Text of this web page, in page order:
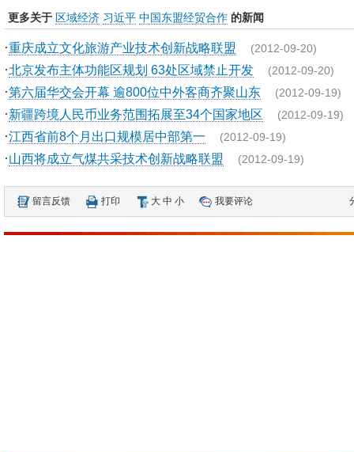
更多关于 区域经济 习近平 中国东盟经贸合作 的新闻
·重庆成立文化旅游产业技术创新战略联盟 (2012-09-20)
·北京发布主体功能区规划 63处区域禁止开发 (2012-09-20)
·第六届华交会开幕 逾800位中外客商齐聚山东 (2012-09-19)
·新疆跨境人民币业务范围拓展至34个国家地区 (2012-09-19)
·江西省前8个月出口规模居中部第一 (2012-09-19)
·山西将成立气煤共采技术创新战略联盟 (2012-09-19)
留言反馈 打印 大 中 小 我要评论